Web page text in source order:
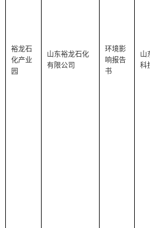
裕龙石
化产业
园
山东裕龙石化
有限公司
环境影
响报告
书
山
科